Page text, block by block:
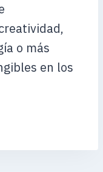
o más
en los